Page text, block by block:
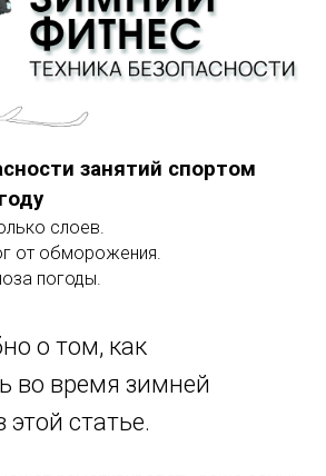
занятий спортом
слоев.
от обморожения.
погоды.
о том, как
во время зимней
этой статье.